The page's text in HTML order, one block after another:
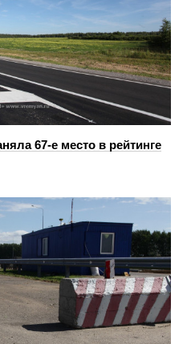
67-е место в рейтинге